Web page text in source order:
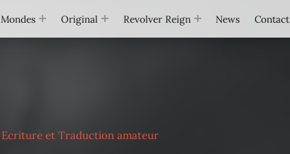
Original Revolver Reign News Contact
Ecriture et Traduction amateur